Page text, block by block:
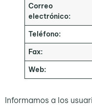
Correo
electrónico:
Teléfono:
Fax:
Web:
Informamos a los